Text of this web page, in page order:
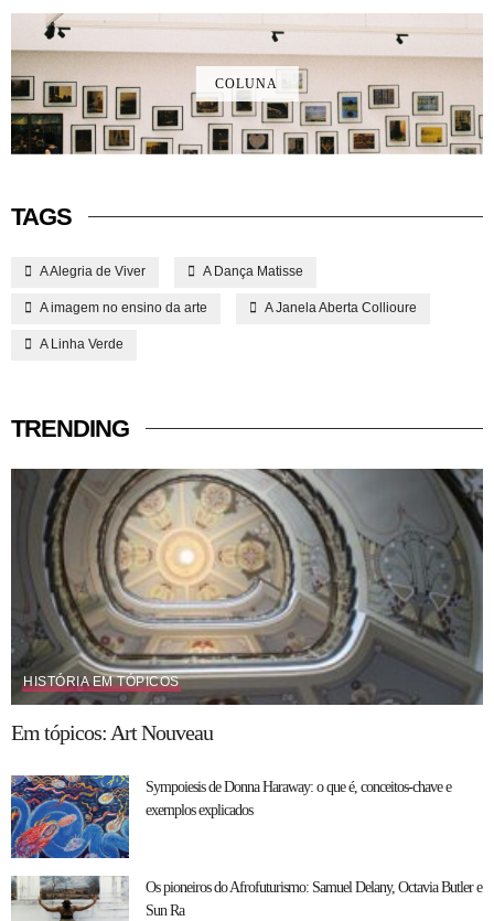
COLUNA
TAGS
A Alegria de Viver A Dança Matisse
A imagem no ensino da arte A Janela Aberta Collioure
A Linha Verde
TRENDING
HISTÓRIA EM TÓPICOS
Em tópicos: Art Nouveau
Sympoiesis de Donna Haraway: o que é, conceitos-chave e
exemplos explicados
Os pioneiros do Afrofuturismo: Samuel Delany, Octavia Butler e
Sun Ra